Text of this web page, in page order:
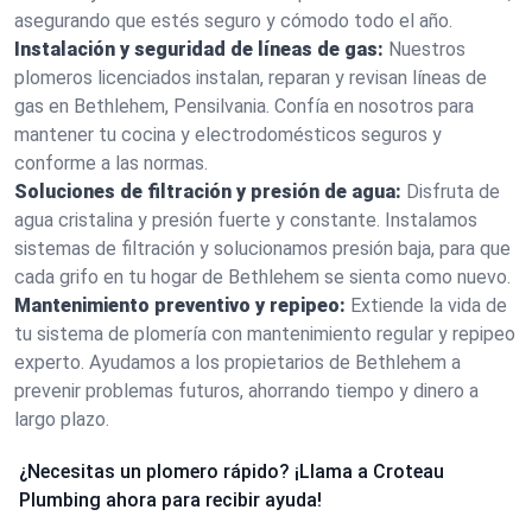
asegurando que estés seguro y cómodo todo el año.
Instalación y seguridad de líneas de gas: Nuestros
plomeros licenciados instalan, reparan y revisan líneas de
gas en Bethlehem, Pensilvania. Confía en nosotros para
mantener tu cocina y electrodomésticos seguros y
conforme a las normas.
Soluciones de filtración y presión de agua: Disfruta de
agua cristalina y presión fuerte y constante. Instalamos
sistemas de filtración y solucionamos presión baja, para que
cada grifo en tu hogar de Bethlehem se sienta como nuevo.
Mantenimiento preventivo y repipeo: Extiende la vida de
tu sistema de plomería con mantenimiento regular y repipeo
experto. Ayudamos a los propietarios de Bethlehem a
prevenir problemas futuros, ahorrando tiempo y dinero a
largo plazo.
¿Necesitas un plomero rápido? ¡Llama a Croteau
Plumbing ahora para recibir ayuda!